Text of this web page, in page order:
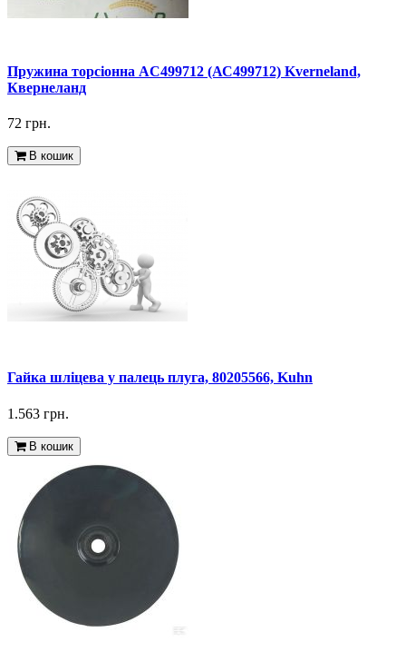
Пружина торсіонна AC499712 (АС499712) Kverneland,
Квернеланд
72 грн.
В кошик
Гайка шліцева у палець плуга, 80205566, Kuhn
1.563 грн.
В кошик